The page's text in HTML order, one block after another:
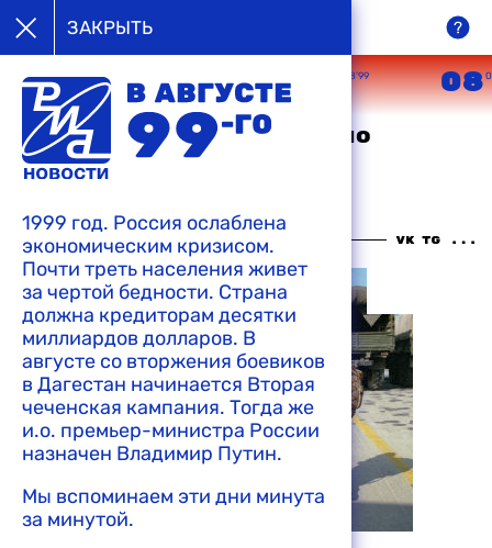
в августе
99-го
05 08’99 06 08’99 08
Минобороны обнародовало
официальные данные о
перевозке российских
18:53 10-08-1999
ЗАКРЫТЬ
1999 год. Россия ослаблена
экономическим кризисом.
Почти треть населения живет
за чертой бедности. Страна
должна кредиторам десятки
миллиардов долларов. В
августе со вторжения боевиков
в Дагестан начинается Вторая
чеченская кампания. Тогда же
и.о. премьер-министра России
назначен Владимир Путин.
Мы вспоминаем эти дни минута
за минутой.